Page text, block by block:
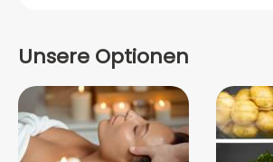
Unsere Optionen